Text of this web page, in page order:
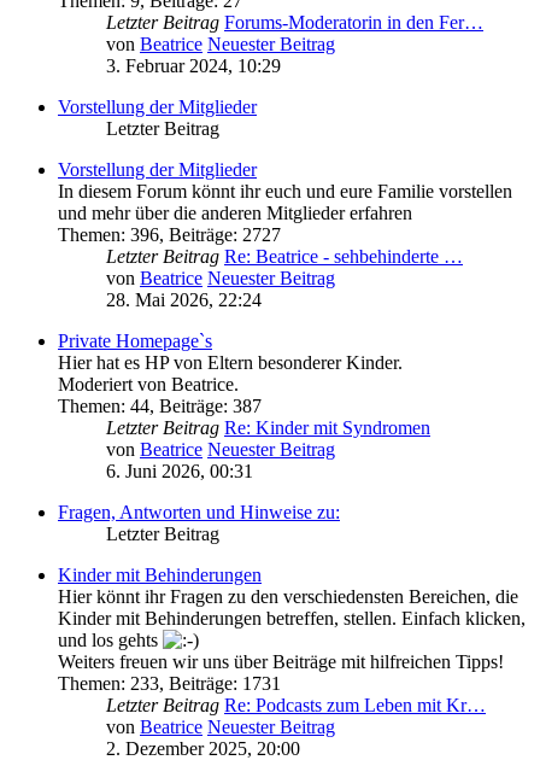
Letzter Beitrag Forums-Moderatorin in den Fer…
von Beatrice Neuester Beitrag
3. Februar 2024, 10:29
Vorstellung der Mitglieder
Letzter Beitrag
Vorstellung der Mitglieder
In diesem Forum könnt ihr euch und eure Familie vorstellen
und mehr über die anderen Mitglieder erfahren
Themen: 396, Beiträge: 2727
Letzter Beitrag Re: Beatrice - sehbehinderte …
von Beatrice Neuester Beitrag
28. Mai 2026, 22:24
Private Homepage`s
Hier hat es HP von Eltern besonderer Kinder.
Moderiert von Beatrice.
Themen: 44, Beiträge: 387
Letzter Beitrag Re: Kinder mit Syndromen
von Beatrice Neuester Beitrag
6. Juni 2026, 00:31
Fragen, Antworten und Hinweise zu:
Letzter Beitrag
Kinder mit Behinderungen
Hier könnt ihr Fragen zu den verschiedensten Bereichen, die
Kinder mit Behinderungen betreffen, stellen. Einfach klicken,
und los gehts
Weiters freuen wir uns über Beiträge mit hilfreichen Tipps!
Themen: 233, Beiträge: 1731
Letzter Beitrag Re: Podcasts zum Leben mit Kr…
von Beatrice Neuester Beitrag
2. Dezember 2025, 20:00